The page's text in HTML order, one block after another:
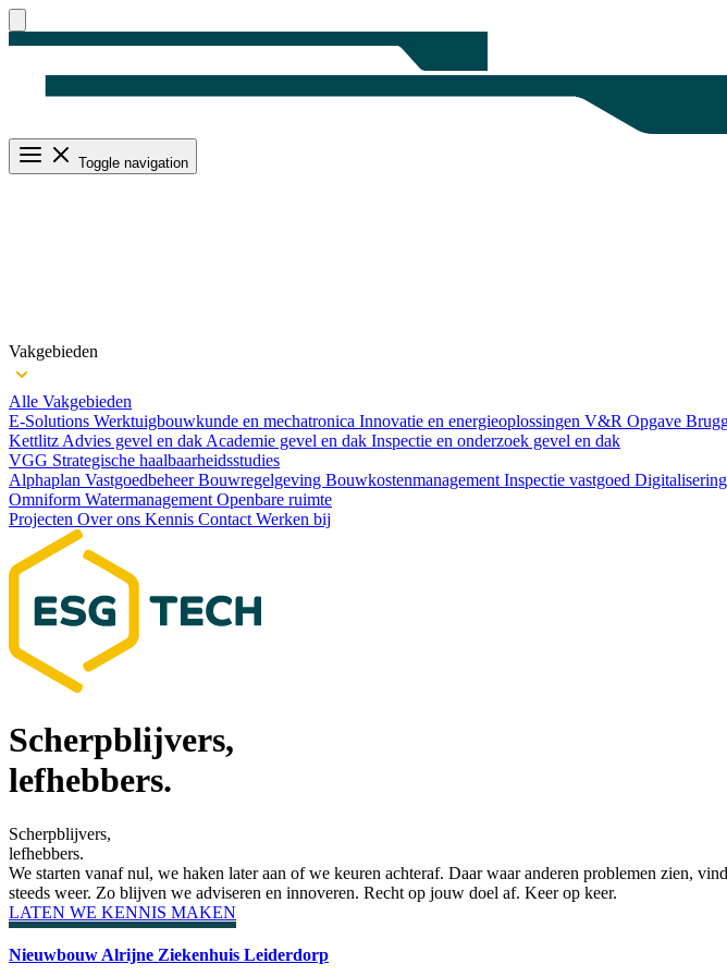
Toggle navigation
Vakgebieden
Alle Vakgebieden
E-Solutions Werktuigbouwkunde en mechatronica Innovatie en energieoplossingen V&R Opgave
Kettlitz Advies gevel en dak Academie gevel en dak Inspectie en onderzoek gevel en dak
VGG Strategische haalbaarheids­studies
Alphaplan VastgoedbeheerBouwregelgeving Bouwkosten­management Inspectie vastgoed
Omniform Watermanagement Openbare ruimte
Projecten Over ons Kennis Contact Werken bij
Scherp­blijvers,
lefhebbers.
Scherp­blijvers,
lefhebbers.
We starten vanaf nul, we haken later aan of we keuren achteraf. Daar waar anderen problemen zien,
steeds weer. Zo blijven we adviseren en innoveren. Recht op jouw doel af. Keer op keer.
LATEN WE KENNIS MAKEN
Nieuwbouw Alrijne Ziekenhuis Leiderdorp